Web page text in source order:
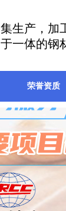
集生产，加
于一体的钢
荣誉资质